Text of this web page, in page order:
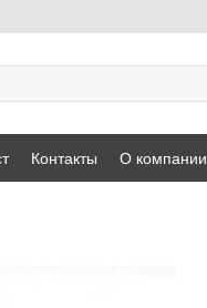
Контакты О компании